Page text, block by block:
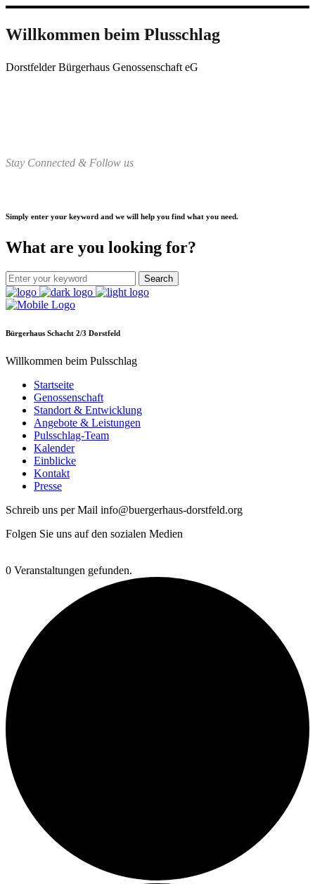
Willkommen beim Plusschlag
Dorstfelder Bürgerhaus Genossenschaft eG
Stay Connected & Follow us
Simply enter your keyword and we will help you find what you need.
What are you looking for?
Bürgerhaus Schacht 2/3 Dorstfeld
Willkommen beim Pulsschlag
Startseite
Genossenschaft
Standort & Entwicklung
Angebote & Leistungen
Pulsschlag-Team
Kalender
Einblicke
Kontakt
Presse
Schreib uns per Mail info@buergerhaus-dorstfeld.org
Folgen Sie uns auf den sozialen Medien
0 Veranstaltungen gefunden.